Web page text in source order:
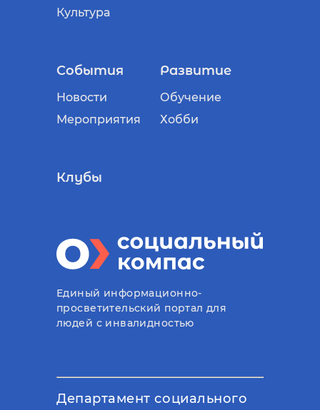
Культура
События
Новости
Мероприятия
Развитие
Обучение
Хобби
Клубы
Единый информационно-
просветительский портал для
людей с инвалидностью
Департамент социального